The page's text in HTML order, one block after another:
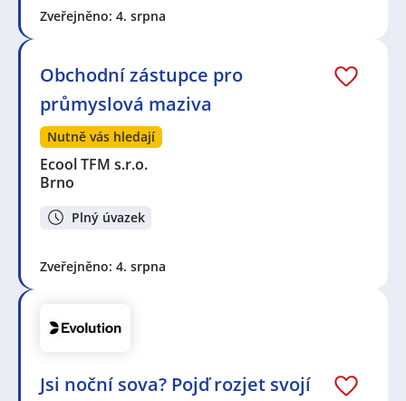
Zveřejněno: 4. srpna
Obchodní zástupce pro
průmyslová maziva
Nutně vás hledají
Ecool TFM s.r.o.
Brno
Plný úvazek
Zveřejněno: 4. srpna
Jsi noční sova? Pojď rozjet svojí